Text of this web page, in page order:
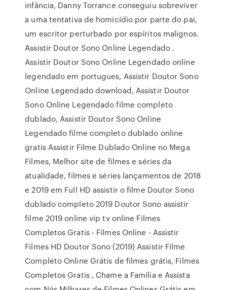
infância, Danny Torrance conseguiu sobreviver
a uma tentativa de homicídio por parte do pai,
um escritor perturbado por espíritos malignos.
Assistir Doutor Sono Online Legendado .
Assistir Doutor Sono Online Legendado online
legendado em portugues, Assistir Doutor Sono
Online Legendado download, Assistir Doutor
Sono Online Legendado filme completo
dublado, Assistir Doutor Sono Online
Legendado filme completo dublado online
gratis Assistir Filme Dublado Online no Mega
Filmes, Melhor site de filmes e séries da
atualidade, filmes e séries lançamentos de 2018
e 2019 em Full HD assistir o filme Doutor Sono
dublado completo 2019 Doutor Sono assistir
filme 2019 online vip tv online Filmes
Completos Gratis - Filmes Online - Assistir
Filmes HD Doutor Sono (2019) Assistir Filme
Completo Online Grátis de filmes grátis, Filmes
Completos Gratis , Chame a Família e Assista